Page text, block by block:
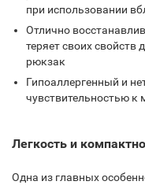
при использовании
Отлично
теряет своих свойств
рюкзак
Гипоаллергенный и
чувствительностью к
Легкость и
Одна из главных